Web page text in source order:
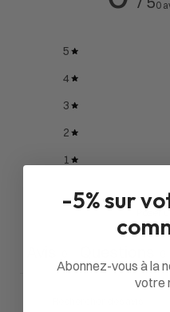
0
5
4
3
2
1
Poser
-5% sur
Abonnez-vous à la
votre